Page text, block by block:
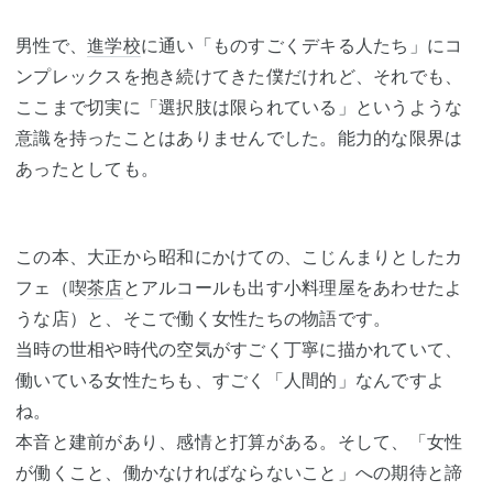
男性で、 進学校に通い「ものすごくデキる人たち」にコ
ンプレックスを抱き続けてきた僕だけれど、それでも、
ここまで切実に「選択肢は限られている」というような
意識を持ったことはありませんでした。能力的な限界は
あったとしても。
この本、大正から昭和にかけての、こじんまりとしたカ
フェ（喫茶店とアルコールも出す小料理屋をあわせたよ
うな店）と、そこで働く女性たちの物語です。
当時の世相や時代の空気がすごく丁寧に描かれていて、
働いている女性たちも、すごく「人間的」なんですよ
ね。
本音と建前があり、感情と打算がある。そして、「女性
が働くこと、働かなければならないこと」への期待と諦